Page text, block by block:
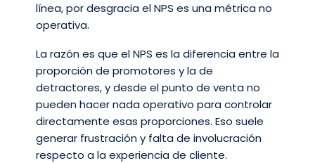
línea, por desgracia el NPS es una métrica no
operativa.
La razón es que el NPS es la diferencia entre la
proporción de promotores y la de
detractores, y desde el punto de venta no
pueden hacer nada operativo para controlar
directamente esas proporciones. Eso suele
generar frustración y falta de involucración
respecto a la experiencia de cliente.